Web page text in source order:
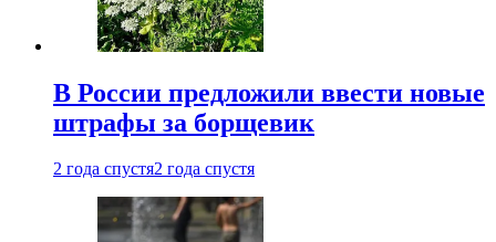
В России предложили ввести новые
штрафы за борщевик
2 года спустя2 года спустя